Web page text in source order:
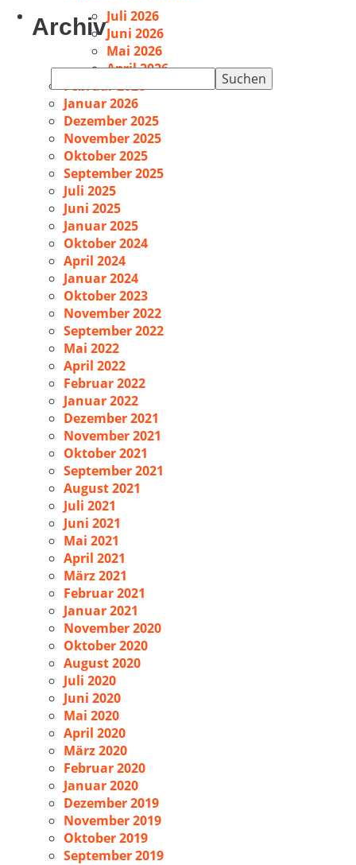
nach:
ArchivJuli 2026
Juni 2026
Mai 2026
April 2026
Februar 2026
Januar 2026
Dezember 2025
November 2025
Oktober 2025
September 2025
Juli 2025
Juni 2025
Januar 2025
Oktober 2024
April 2024
Januar 2024
Oktober 2023
November 2022
September 2022
Mai 2022
April 2022
Februar 2022
Januar 2022
Dezember 2021
November 2021
Oktober 2021
September 2021
August 2021
Juli 2021
Juni 2021
Mai 2021
April 2021
März 2021
Februar 2021
Januar 2021
November 2020
Oktober 2020
August 2020
Juli 2020
Juni 2020
Mai 2020
April 2020
März 2020
Februar 2020
Januar 2020
Dezember 2019
November 2019
Oktober 2019
September 2019